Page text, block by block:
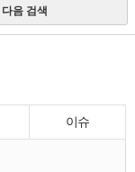
다음 검색
이슈